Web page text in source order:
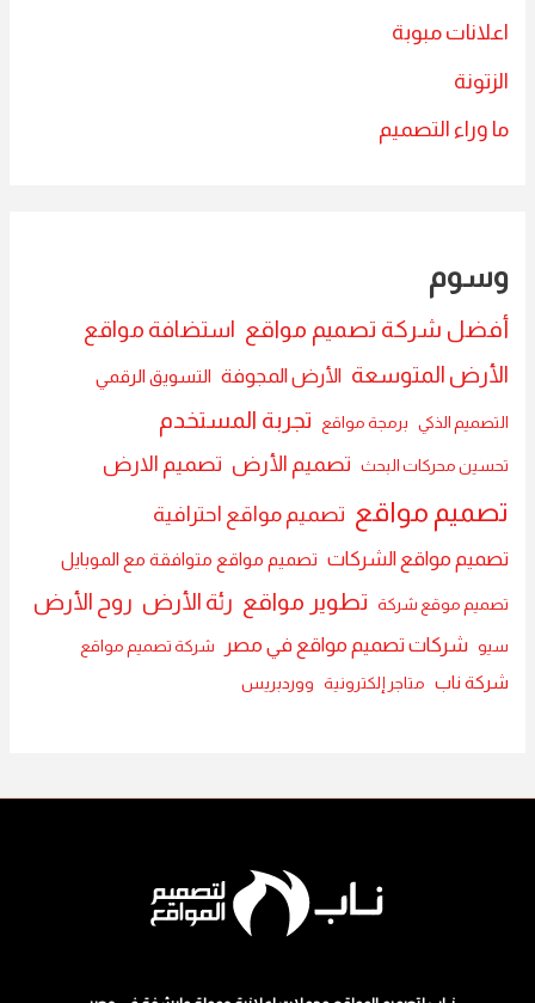
اعلانات مبوبة
الزتونة
ما وراء التصميم
وسوم
أفضل شركة تصميم مواقع استضافة مواقع
الأرض المتوسعة الأرض المجوفة التسويق الرقمي
التصميم الذكي برمجة مواقع تجربة المستخدم
تحسين محركات البحث تصميم الأرض تصميم الارض
تصميم مواقع تصميم مواقع احترافية
تصميم مواقع الشركات تصميم مواقع متوافقة مع الموبايل
تصميم موقع شركة تطوير مواقع رئة الأرض روح الأرض
سيو شركات تصميم مواقع في مصر شركة تصميم مواقع
شركة ناب متاجر إلكترونية ووردبريس